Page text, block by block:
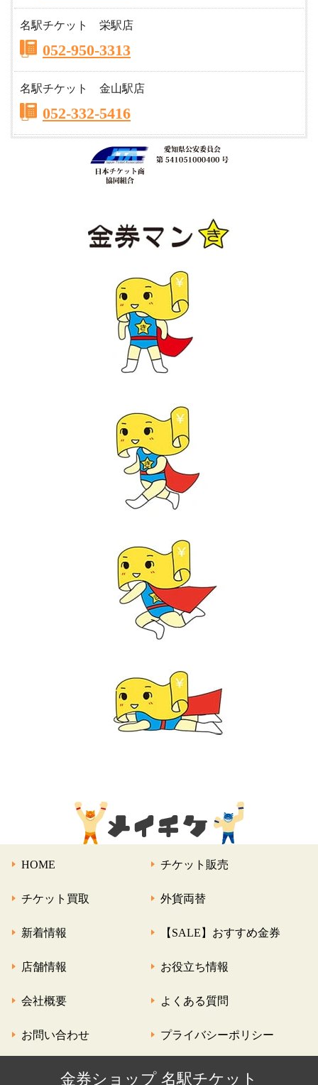
名駅チケット 栄駅店
052-950-3313
名駅チケット 金山駅店
052-332-5416
HOME チケット販売
チケット買取 外貨両替
新着情報 【SALE】おすすめ金券
店舗情報 お役立ち情報
会社概要 よくある質問
お問い合わせ プライバシーポリシー
金券ショップ 名駅チケット